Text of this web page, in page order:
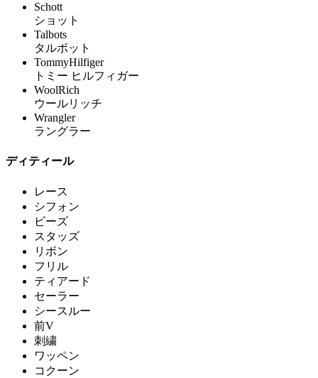
Schott
ショット
Talbots
タルボット
TommyHilfiger
トミー ヒルフィガー
WoolRich
ウールリッチ
Wrangler
ラングラー
ディティール
レース
シフォン
ビーズ
スタッズ
リボン
フリル
ティアード
セーラー
シースルー
前V
刺繍
ワッペン
コクーン